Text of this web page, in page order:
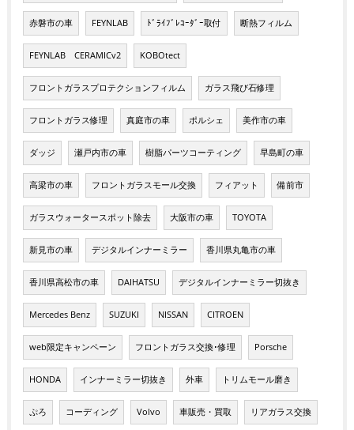
赤磐市の車 FEYNLAB ﾄﾞﾗｲﾌﾞﾚｺｰﾀﾞｰ取付 断熱フィルム
FEYNLAB CERAMICv2 KOBOtect
フロントガラスプロテクションフィルム ガラス飛び石修理
フロントガラス修理 真庭市の車 ポルシェ 美作市の車
ダッジ 瀬戸内市の車 樹脂パーツコーティング 早島町の車
高梁市の車 フロントガラスモール交換 フィアット 備前市
ガラスウォータースポット除去 大阪市の車 TOYOTA
新見市の車 デジタルインナーミラー 香川県丸亀市の車
香川県高松市の車 DAIHATSU デジタルインナーミラー切抜き
Mercedes Benz SUZUKI NISSAN CITROEN
web限定キャンペーン フロントガラス交換･修理 Porsche
HONDA インナーミラー切抜き 外車 トリムモール磨き
ぷろ コーディング Volvo 車販売・買取 リアガラス交換